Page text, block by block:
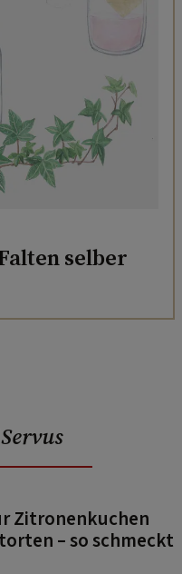
selber
Zitronenkuchen
– so schmeckt